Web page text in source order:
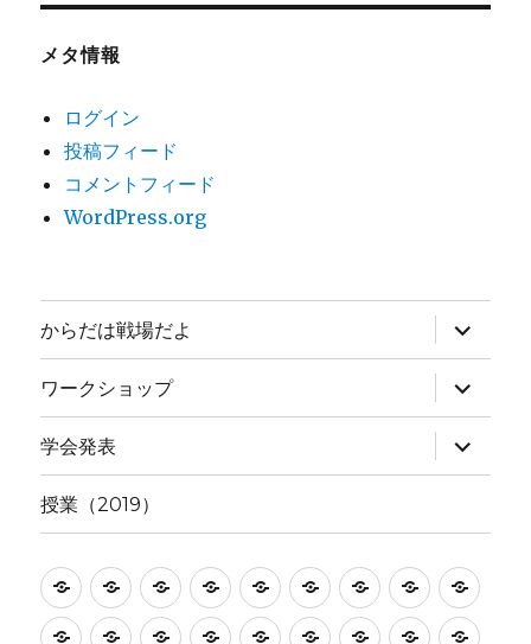
メタ情報
ログイン
投稿フィード
コメントフィード
WordPress.org
からだは戦場だよ
サ
ブ
メ
ニ
ュ
ー
を
展
開
ワークショップ
サ
ブ
メ
ニ
ュ
ー
開
学会発表
サ
ブ
メ
ー
展
開
授業（2019）
CLASS
in
CLASS
in
CLASS
in
TEACHERS
test い
ま
か
ら
か
ら
か
か か か メ メ メ メ メ メ